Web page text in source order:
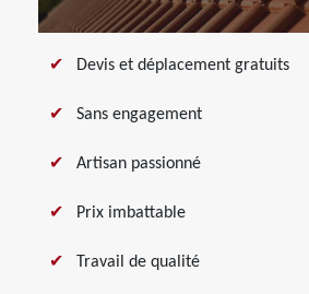
Devis et déplacement gratuits
Sans engagement
Artisan passionné
Prix imbattable
Travail de qualité